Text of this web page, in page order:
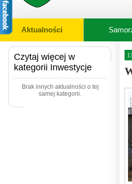
Aktualności
Czytaj więcej w
kategorii Inwestycje
Brak innych aktualności o tej
samej kategorii.